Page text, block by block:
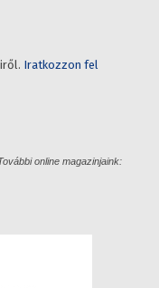
Iratkozzon fel
online magazinjaink: